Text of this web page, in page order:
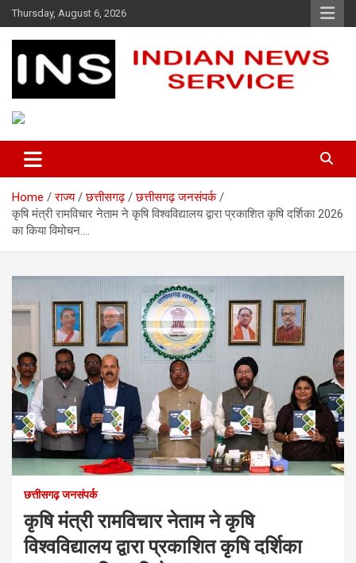
Skip
to
content
Thursday, August 6, 2026
Indian News Service
Home राज्य छत्तीसगढ़
छत्तीसगढ़ जनसंपर्क
कृषि मंत्री रामविचार नेताम ने कृषि विश्वविद्यालय द्वारा प्रकाशित कृषि दर्शिका 2026
का किया विमोचन….
छत्तीसगढ़ जनसंपर्क
कृषि मंत्री रामविचार नेताम ने कृषि
विश्वविद्यालय द्वारा प्रकाशित कृषि दर्शिका